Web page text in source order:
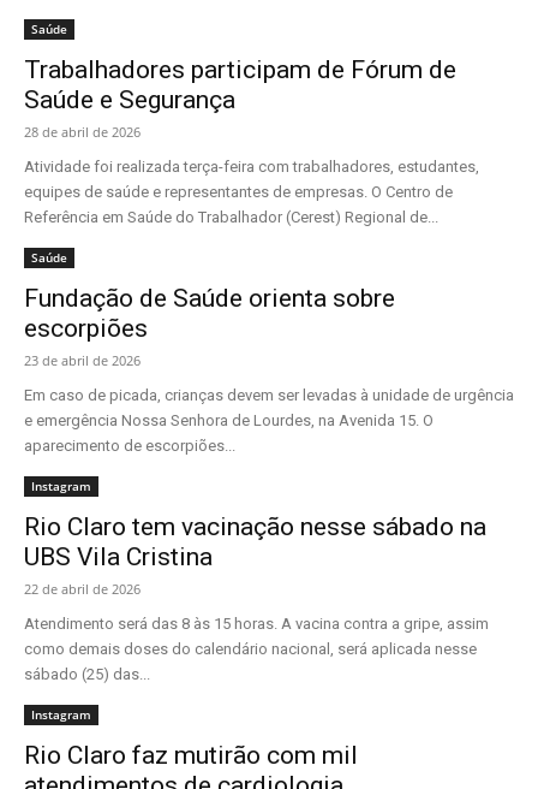
Saúde
Trabalhadores participam de Fórum de
Saúde e Segurança
28 de abril de 2026
Atividade foi realizada terça-feira com trabalhadores, estudantes,
equipes de saúde e representantes de empresas. O Centro de
Referência em Saúde do Trabalhador (Cerest) Regional de...
Saúde
Fundação de Saúde orienta sobre
escorpiões
23 de abril de 2026
Em caso de picada, crianças devem ser levadas à unidade de urgência
e emergência Nossa Senhora de Lourdes, na Avenida 15. O
aparecimento de escorpiões...
Instagram
Rio Claro tem vacinação nesse sábado na
UBS Vila Cristina
22 de abril de 2026
Atendimento será das 8 às 15 horas. A vacina contra a gripe, assim
como demais doses do calendário nacional, será aplicada nesse
sábado (25) das...
Instagram
Rio Claro faz mutirão com mil